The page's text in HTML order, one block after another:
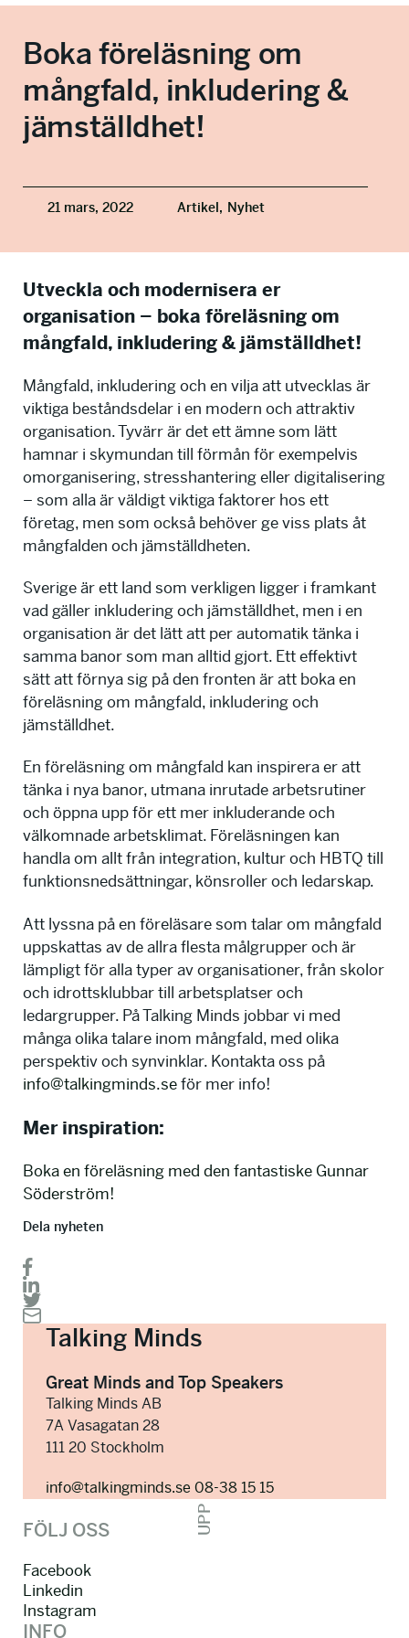
Boka föreläsning om
mångfald, inkludering &
jämställdhet!
21 mars, 2022 Artikel, Nyhet
Utveckla och modernisera er
organisation – boka föreläsning om
mångfald, inkludering & jämställdhet!
Mångfald, inkludering och en vilja att utvecklas är
viktiga beståndsdelar i en modern och attraktiv
organisation. Tyvärr är det ett ämne som lätt
hamnar i skymundan till förmån för exempelvis
omorganisering, stresshantering eller digitalisering
– som alla är väldigt viktiga faktorer hos ett
företag, men som också behöver ge viss plats åt
mångfalden och jämställdheten.
Sverige är ett land som verkligen ligger i framkant
vad gäller inkludering och jämställdhet, men i en
organisation är det lätt att per automatik tänka i
samma banor som man alltid gjort. Ett effektivt
sätt att förnya sig på den fronten är att boka en
föreläsning om mångfald, inkludering och
jämställdhet.
En föreläsning om mångfald kan inspirera er att
tänka i nya banor, utmana inrutade arbetsrutiner
och öppna upp för ett mer inkluderande och
välkomnade arbetsklimat. Föreläsningen kan
handla om allt från integration, kultur och HBTQ till
funktionsnedsättningar, könsroller och ledarskap.
Att lyssna på en föreläsare som talar om mångfald
uppskattas av de allra flesta målgrupper och är
lämpligt för alla typer av organisationer, från skolor
och idrottsklubbar till arbetsplatser och
ledargrupper. På Talking Minds jobbar vi med
många olika talare inom mångfald, med olika
perspektiv och synvinklar. Kontakta oss på
info@talkingminds.seför mer info!
Mer inspiration:
Boka en föreläsning med den fantastiske Gunnar
Söderström!
Dela nyheten
Talking Minds
Great Minds and Top Speakers
Talking Minds AB
7A Vasagatan 28
111 20 Stockholm
info@talkingminds.se 08-38 15 15
UPP
FÖLJ OSS
Facebook
Linkedin
Instagram
INFO